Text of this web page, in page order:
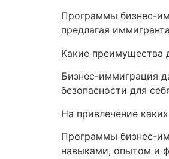
Программы бизнес-
предлагая
Какие преимущества
Бизнес-иммиграция
безопасности для
На привлечение
Программы бизнес-
навыками, опытом и